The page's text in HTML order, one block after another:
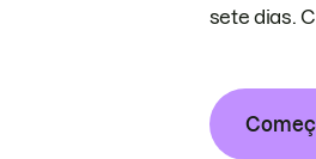
sete dias.